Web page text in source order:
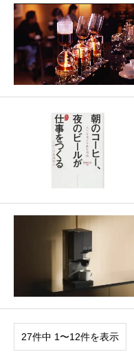
27件中 1〜12件を表示